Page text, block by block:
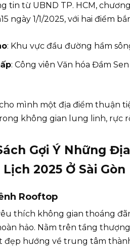
tin từ UBND TP. HCM,
ngày 1/1/2025, với hai điểm
: Khu vực đầu đường hầm
: Công viên Văn hóa Đầm Sen
mình một địa điểm thuận
không gian lung linh, rực
Gợi Ý Những
2025 Ở Sài Gòn
Rooftop
thích không gian thoáng
hảo. Nằm trên tầng
đẹp hướng về trung tâm